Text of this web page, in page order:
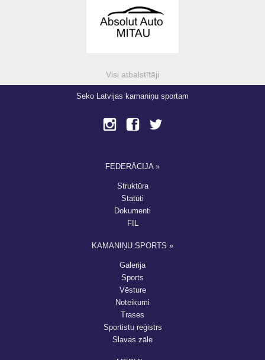
Visi atbalstītāji
Seko Latvijas kamaniņu sportam
FEDERĀCIJA »
Struktūra
Statūti
Dokumenti
FIL
KAMANIŅU SPORTS »
Galerija
Sports
Vēsture
Noteikumi
Trases
Sportistu reģistrs
Slavas zāle